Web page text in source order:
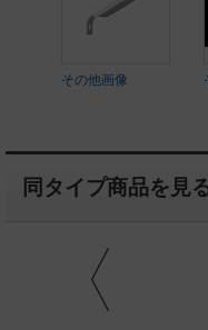
その他画像
同タイプ商品を見